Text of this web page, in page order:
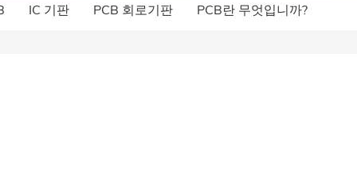
IC 기판 PCB 회로기판 PCB란 무엇입니까?